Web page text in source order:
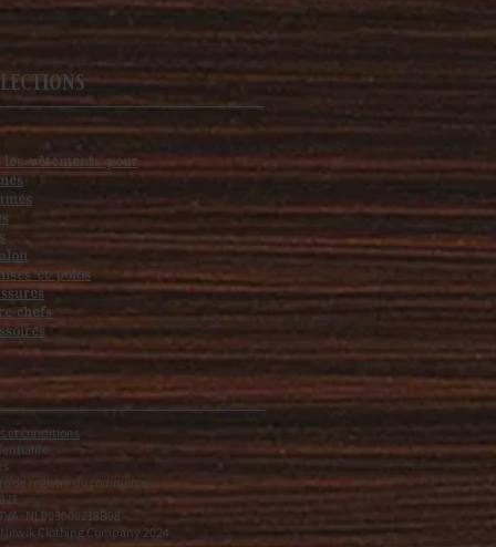
les vêtements pour
et polos
chefs
et conditions
de registre du commerce :
: NL003000218B98
Clothing Company 2024